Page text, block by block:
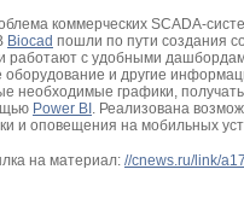
коммерческих SCADA-
Biocad пошли по пути создания
работают с удобными
оборудование и другие
необходимые графики,
Power BI . Реализована
и оповещения на мобильных
на материал: //cnews.ru/link/